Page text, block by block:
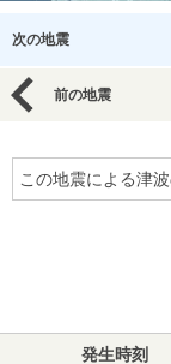
次の地震
前の地震
この地震による津
発生時刻